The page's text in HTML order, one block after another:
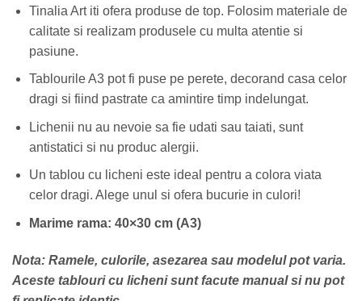
Tinalia Art iti ofera produse de top. Folosim materiale de
calitate si realizam produsele cu multa atentie si
pasiune.
Tablourile A3 pot fi puse pe perete, decorand casa celor
dragi si fiind pastrate ca amintire timp indelungat.
Lichenii nu au nevoie sa fie udati sau taiati, sunt
antistatici si nu produc alergii.
Un tablou cu licheni este ideal pentru a colora viata
celor dragi. Alege unul si ofera bucurie in culori!
Marime rama: 40×30 cm (A3)
Nota: Ramele, culorile, asezarea sau modelul pot varia.
Aceste tablouri cu licheni sunt facute manual si nu pot